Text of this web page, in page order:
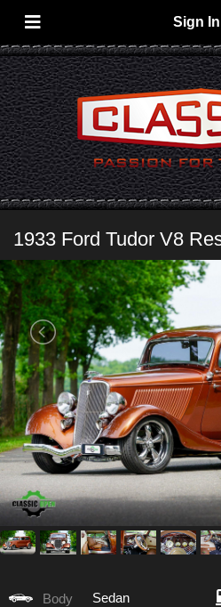
Sign In
1933 Ford Tudor V8
Body Sedan